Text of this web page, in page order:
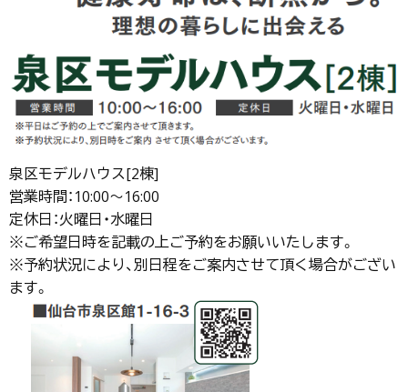
泉区モデルハウス[2棟]
営業時間：10:00～16:00
定休日：火曜日・水曜日
※ご希望日時を記載の上ご予約をお願いいたします。
※予約状況により、別日程をご案内させて頂く場合がござい
ます。